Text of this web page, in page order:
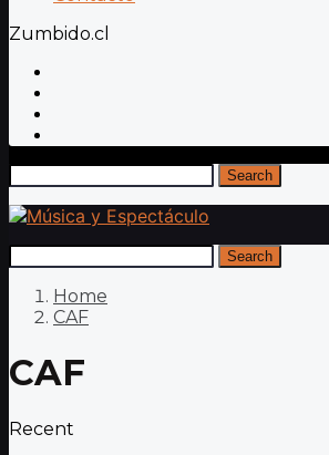
Zumbido.cl
Search
Search
Home
CAF
CAF
Recent